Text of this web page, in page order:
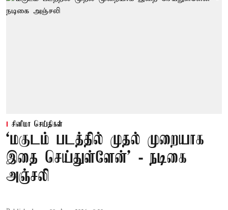
சினிமா செய்திகள்
‘மகுடம் படத்தில் முதல் முறையாக
இதை செய்துள்ளேன்’ - நடிகை
அஞ்சலி